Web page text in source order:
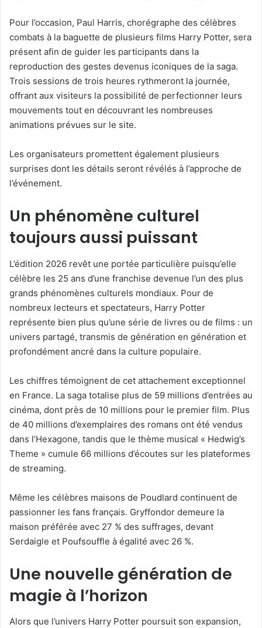
Pour l’occasion, Paul Harris, chorégraphe des célèbres
combats à la baguette de plusieurs films Harry Potter, sera
présent afin de guider les participants dans la
reproduction des gestes devenus iconiques de la saga.
Trois sessions de trois heures rythmeront la journée,
offrant aux visiteurs la possibilité de perfectionner leurs
mouvements tout en découvrant les nombreuses
animations prévues sur le site.
Les organisateurs promettent également plusieurs
surprises dont les détails seront révélés à l’approche de
l’événement.
Un phénomène culturel
toujours aussi puissant
L’édition 2026 revêt une portée particulière puisqu’elle
célèbre les 25 ans d’une franchise devenue l’un des plus
grands phénomènes culturels mondiaux. Pour de
nombreux lecteurs et spectateurs, Harry Potter
représente bien plus qu’une série de livres ou de films : un
univers partagé, transmis de génération en génération et
profondément ancré dans la culture populaire.
Les chiffres témoignent de cet attachement exceptionnel
en France. La saga totalise plus de 59 millions d’entrées au
cinéma, dont près de 10 millions pour le premier film. Plus
de 40 millions d’exemplaires des romans ont été vendus
dans l’Hexagone, tandis que le thème musical « Hedwig’s
Theme » cumule 66 millions d’écoutes sur les plateformes
de streaming.
Même les célèbres maisons de Poudlard continuent de
passionner les fans français. Gryffondor demeure la
maison préférée avec 27 % des suffrages, devant
Serdaigle et Poufsouffle à égalité avec 26 %.
Une nouvelle génération de
magie à l’horizon
Alors que l’univers Harry Potter poursuit son expansion,